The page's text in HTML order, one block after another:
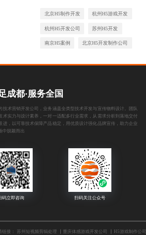
北京H5制作开发 杭州H5游戏开发
杭州H5开发公司 苏州H5开发
南京H5案例 北京H5开发制作公司
成都·服务全国
技术营销开发公司，业务涵盖全类型技术开发与宣传物料设计。团队
术实力与设计素养，一对一适配多行业需求，从需求分析到落地交付
进，以可靠技术保障产品稳定，用优质设计强化品牌宣传，助力企业
中脱颖而出
链接： 苏州短视频剪辑处理 重庆体感游戏开发公司 H5游戏制作公司